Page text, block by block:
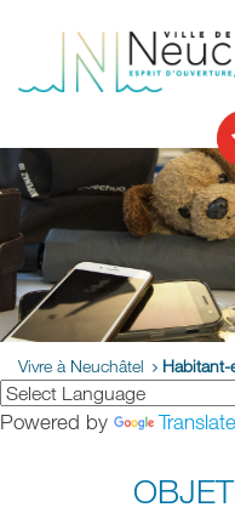
Vivre à Neuchâtel Habitant-
Powered by Translate